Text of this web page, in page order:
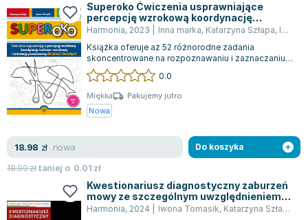
Superoko Ćwiczenia usprawniające
percepcję wzrokową koordynację
ruchowo-wzrokową i orientację
Harmonia, 2023 Inna marka, Katarzyna Szłapa, Iwona Tomasik
Książka oferuje aż 52 różnorodne zadania
skoncentrowane na rozpoznawaniu i zaznaczaniu
konturów różnorodnych przedmiotów oraz post...
0.0
Miękka
Pakujemy jutro
Nowa
18.98 zł nowa
18.99złtaniej o 0.01 zł
Do koszyka
Kwestionariusz diagnostyczny zaburzeń
mowy ze szczególnym uwzględnieniem
afazji i dysartrii dla młodzieży i dorosłych
Harmonia, 2024 Iwona Tomasik, Katarzyna Szłapa